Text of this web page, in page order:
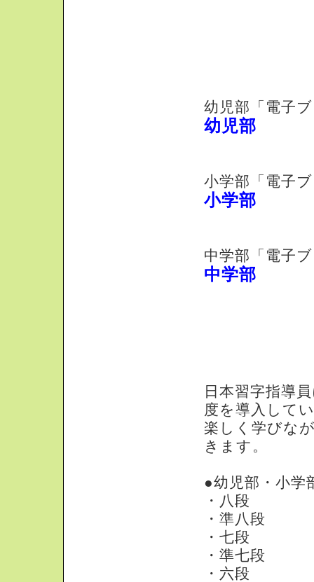
幼児部「電子
幼児部
小学部「電子
小学部
中学部「電子
中学部
日本習字指導
度を導入して
楽しく学びな
きます。
●幼児部・小学
・八段
・準八段
・七段
・準七段
・六段